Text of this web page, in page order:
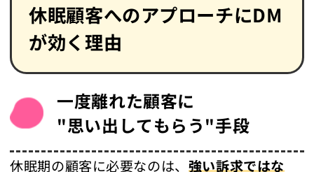
休眠顧客へのアプローチにDM
が効く理由
一度離れた顧客に
"思い出してもらう"手段
休眠期の顧客に必要なのは、 強い訴求ではな